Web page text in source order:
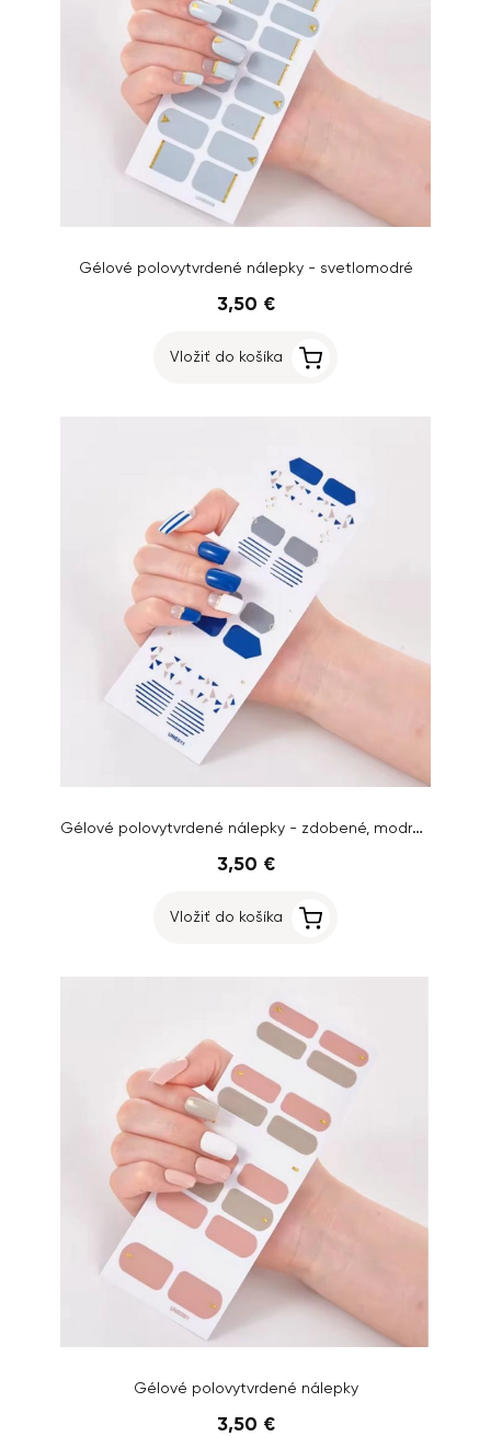
Gélové polovytvrdené nálepky - svetlomodré
3,50 €
Vložiť do košíka
Gélové polovytvrdené nálepky - zdobené, modro-biele
3,50 €
Vložiť do košíka
Gélové polovytvrdené nálepky
3,50 €